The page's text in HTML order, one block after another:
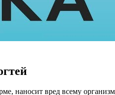
наносит вред всему